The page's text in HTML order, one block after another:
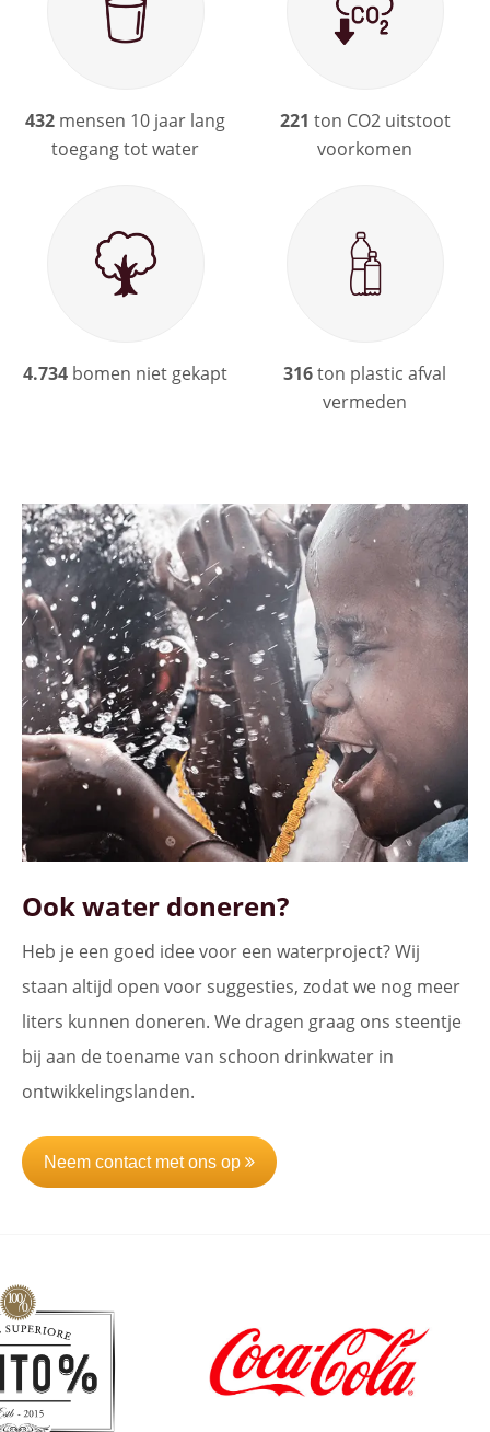
432 mensen 10 jaar lang
toegang tot water
221 ton CO2 uitstoot
voorkomen
4.734 bomen niet gekapt 316ton plastic afval
vermeden
Ook water doneren?
Heb je een goed idee voor een waterproject? Wij
staan altijd open voor suggesties, zodat we nog meer
liters kunnen doneren. We dragen graag ons steentje
bij aan de toename van schoon drinkwater in
ontwikkelingslanden.
Neem contact met ons op